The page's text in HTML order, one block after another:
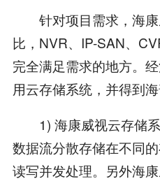
针对项目需求，海康
比，NVR、IP-SAN、
完全满足需求的地方。
用云存储系统，并得到海
1) 海康威视云存储系
数据流分散存储在不同
读写并发处理。另外海